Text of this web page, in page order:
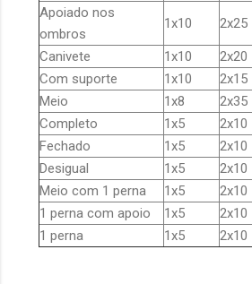
Apoiado nos
ombros
1x10 2x25
Canivete 1x10 2x20
Com suporte
1x10 2x15
Meio
1x8 2x35
Completo
1x5 2x10
Fechado
1x5 2x10
Desigual
1x5 2x10
Meio com 1 perna
1x5 2x10
1 perna com apoio
1x5 2x10
1 perna
1x5 2x10